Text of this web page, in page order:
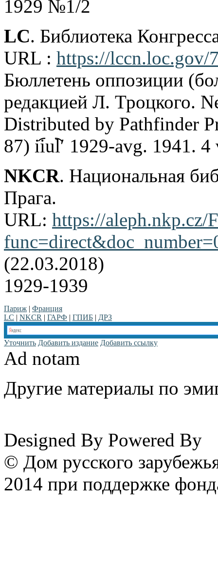
1929 №1/2
LC. Библиотека
URL : https://lccn.loc.gov/
Бюллетень оппозиции
редакцией Л. Троцкого.
Distributed by Pathfinder
87) ii︠u︡lʹ 1929-avg. 1941.
NKCR. Национальная
Прага.
URL: https://aleph.nkp.cz/
(22.03.2018)
1929-1939
Париж | Франция
LC | NKCR | ГАРФ | ГПИБ | ДРЗ
Уточнить Добавить издание Добавить ссылку
Ad notam
Другие материалы по
Designed By Powered By
© Дом русского
2014 при поддержке